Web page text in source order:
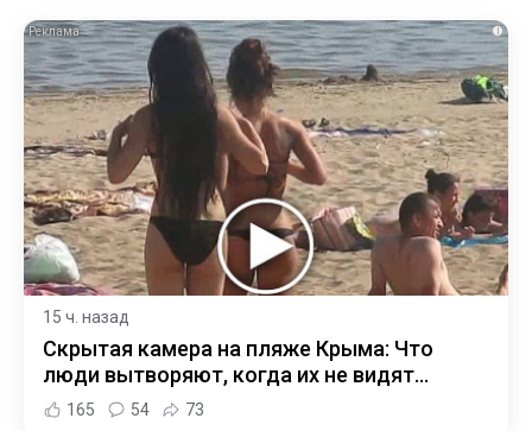
i
15 ч. назад
Скрытая камера на пляже Крыма: Что
люди вытворяют, когда их не видят...
165 54 73